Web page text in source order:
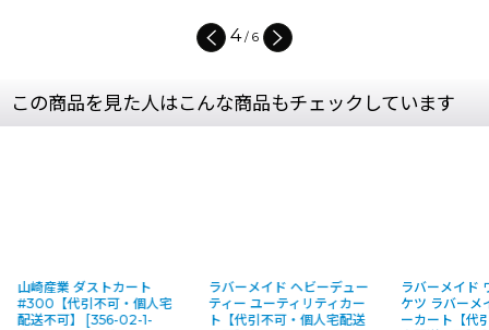
4/ 6
この商品を見た人はこんな商品もチェックしています
山崎産業 ダストカート
#300【代引不可・個人宅
配送不可】
[356-02-1-
ラバーメイド ヘビーデュー
ティー ユーティリティカー
ト【代引不可・個人宅配送
ラバーメイド
ケツ ラバーメ
ーカート【代